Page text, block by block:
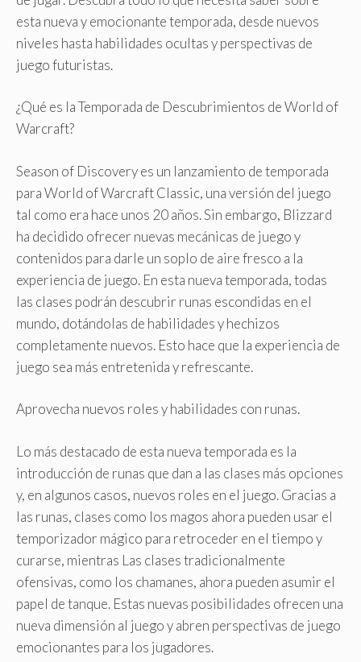
esta nueva y emocionante temporada, desde nuevos
niveles hasta habilidades ocultas y perspectivas de
juego futuristas.
¿Qué es la Temporada de Descubrimientos de World of
Warcraft?
Season of Discovery es un lanzamiento de temporada
para World of Warcraft Classic, una versión del juego
tal como era hace unos 20 años. Sin embargo, Blizzard
ha decidido ofrecer nuevas mecánicas de juego y
contenidos para darle un soplo de aire fresco a la
experiencia de juego. En esta nueva temporada, todas
las clases podrán descubrir runas escondidas en el
mundo, dotándolas de habilidades y hechizos
completamente nuevos. Esto hace que la experiencia de
juego sea más entretenida y refrescante.
Aprovecha nuevos roles y habilidades con runas.
Lo más destacado de esta nueva temporada es la
introducción de runas que dan a las clases más opciones
y, en algunos casos, nuevos roles en el juego. Gracias a
las runas, clases como los magos ahora pueden usar el
temporizador mágico para retroceder en el tiempo y
curarse, mientras Las clases tradicionalmente
ofensivas, como los chamanes, ahora pueden asumir el
papel de tanque. Estas nuevas posibilidades ofrecen una
nueva dimensión al juego y abren perspectivas de juego
emocionantes para los jugadores.